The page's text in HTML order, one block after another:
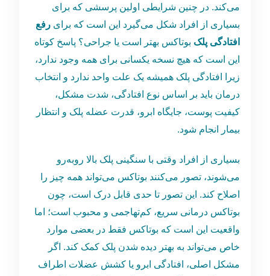
می‌کند. در چنین شرایطی اولین پرسشی که برای
بسیاری از افراد شکل می‌گیرد این است که برایرفع
افتادگی پلک بوتاکس بهتر است یا جراحی؟ پاسخ کوتاه
این است که هیچ نسخه یکسانی برای همه وجود ندارد،
زیرا افتادگی پلک همیشه یک علت واحد ندارد و انتخاب
درمان باید بر اساس نوع افتادگی، شدت مشکل،
کیفیت پوست، جایگاه ابرو، قدرت عضله پلک و انتظار
بیمار انجام شود.
بسیاری از افراد وقتی با سنگینی پلک بالا روبه‌رو
می‌شوند، تصور می‌کنند بوتاکس می‌تواند همه چیز را
اصلاح کند. این تصور تا حدی قابل درک است، چون
بوتاکس درمانی سریع، کم‌تهاجمی و محبوب است؛ اما
واقعیت این است که بوتاکس فقط در بعضی موارد
خاص می‌تواند به بهتر دیده شدن پلک کمک کند. اگر
مشکل اصلی، افتادگی ابرو یا کشش عضلات اطراف